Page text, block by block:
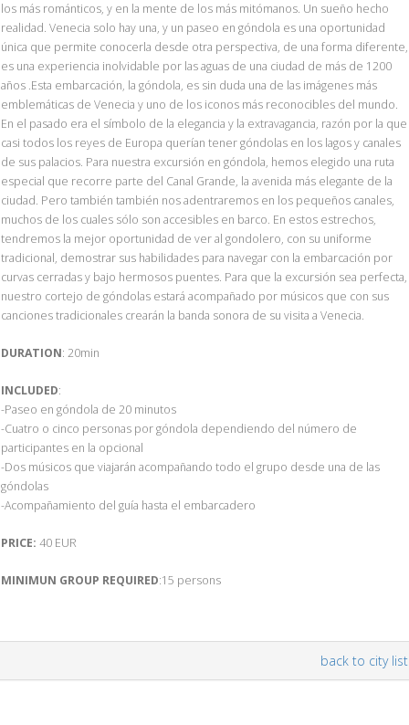
los más románticos, y en la mente de los más mitómanos. Un sueño hecho
realidad. Venecia solo hay una, y un paseo en góndola es una oportunidad
única que permite conocerla desde otra perspectiva, de una forma diferente,
es una experiencia inolvidable por las aguas de una ciudad de más de 1200
años .Esta embarcación, la góndola, es sin duda una de las imágenes más
emblemáticas de Venecia y uno de los iconos más reconocibles del mundo.
En el pasado era el símbolo de la elegancia y la extravagancia, razón por la que
casi todos los reyes de Europa querían tener góndolas en los lagos y canales
de sus palacios. Para nuestra excursión en góndola, hemos elegido una ruta
especial que recorre parte del Canal Grande, la avenida más elegante de la
ciudad. Pero también también nos adentraremos en los pequeños canales,
muchos de los cuales sólo son accesibles en barco. En estos estrechos,
tendremos la mejor oportunidad de ver al gondolero, con su uniforme
tradicional, demostrar sus habilidades para navegar con la embarcación por
curvas cerradas y bajo hermosos puentes. Para que la excursión sea perfecta,
nuestro cortejo de góndolas estará acompañado por músicos que con sus
canciones tradicionales crearán la banda sonora de su visita a Venecia.
DURATION: 20min
INCLUDED:
-Paseo en góndola de 20 minutos
-Cuatro o cinco personas por góndola dependiendo del número de
participantes en la opcional
-Dos músicos que viajarán acompañando todo el grupo desde una de las
góndolas
-Acompañamiento del guía hasta el embarcadero
PRICE: 40 EUR
MINIMUN GROUP REQUIRED:15 persons
back to city list